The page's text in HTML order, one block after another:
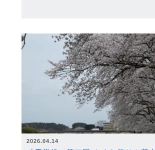
2026.04.14